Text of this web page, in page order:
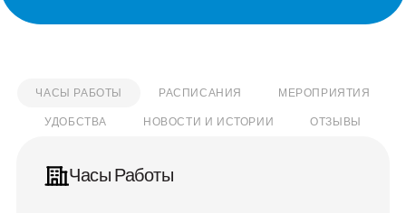
ЧАСЫ РАБОТЫ РАСПИСАНИЯ
МЕРОПРИЯТИЯ
УДОБСТВА
НОВОСТИ И ИСТОРИИ ОТЗЫВЫ
Часы Работы